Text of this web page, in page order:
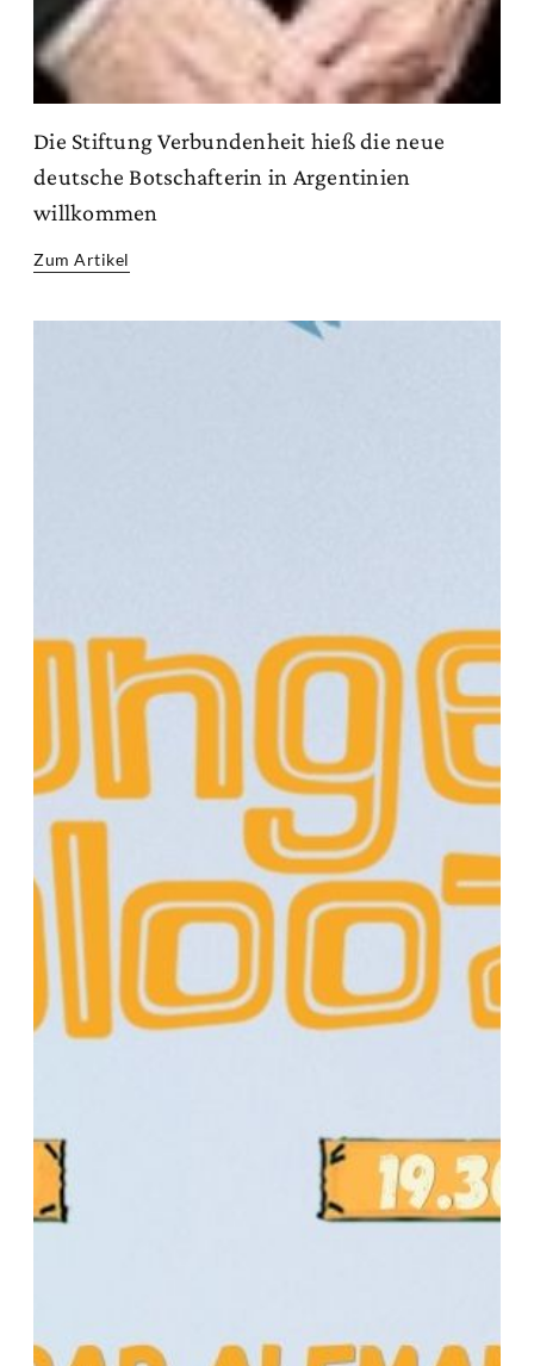
Die Stiftung Verbundenheit hieß die neue
deutsche Botschafterin in Argentinien
willkommen
Zum Artikel